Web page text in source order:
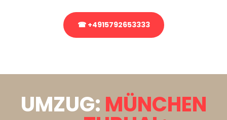
☎ +4915792653333
UMZUG: MÜNCHEN